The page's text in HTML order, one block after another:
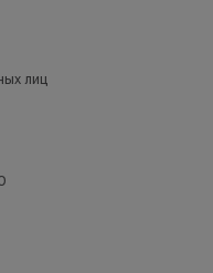
лиц